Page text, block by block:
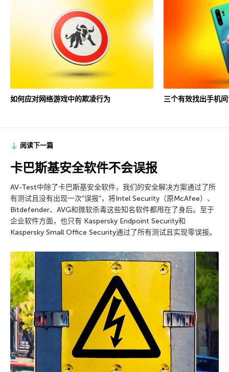
如何应对网络游戏中的欺凌行为 三个有效找出手机
阅读下一篇
卡巴斯基安全软件不会误报
AV-Test中除了卡巴斯基安全软件，我们的安全解决方案通过了所
有测试且没有出现一次”误报”，将Intel Security（原McAfee）、
Bitdefender、AVG和微软杀毒这些知名软件都甩在了身后。至于
企业软件方面，也只有 Kaspersky Endpoint Security和
Kaspersky Small Office Security通过了所有测试且实现零误报。